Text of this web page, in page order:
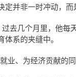
定并非一时冲动，而
过去几个月里，他每
体系的夹缝中。
业、为经济贡献的